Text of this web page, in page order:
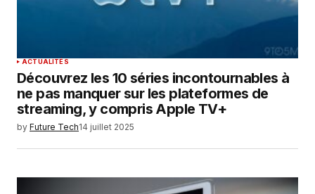
ACTUALITÉS
Découvrez les 10 séries incontournables à
ne pas manquer sur les plateformes de
streaming, y compris Apple TV+
by Future Tech14 juillet 2025